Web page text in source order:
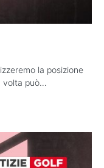
la posizione
volta può…